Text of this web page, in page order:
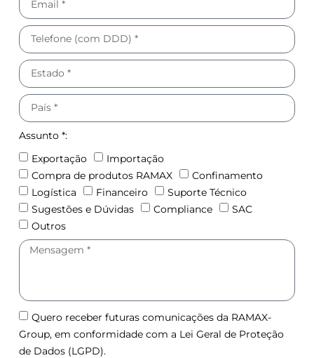
Assunto *:
Exportação
Importação
Compra de produtos RAMAX
Confinamento
Logística
Financeiro
Suporte Técnico
Sugestões e Dúvidas
Compliance
SAC
Outros
Quero receber futuras comunicações da RAMAX-
Group, em conformidade com a Lei Geral de Proteção
de Dados (LGPD).